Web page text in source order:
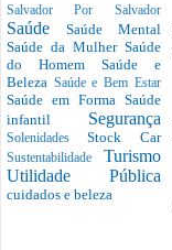
Salvador Por Salvador
Saúde Saúde Mental
Saúde da Mulher Saúde
do Homem Saúde e
Beleza Saúde e Bem Estar
Saúde em Forma Saúde
infantil Segurança
SolenidadesStock Car
Sustentabilidade Turismo
Utilidade Pública
cuidados e beleza